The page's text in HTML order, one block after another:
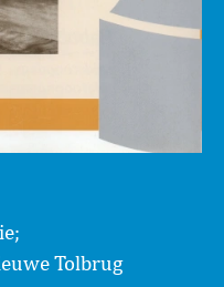
Tolbrug